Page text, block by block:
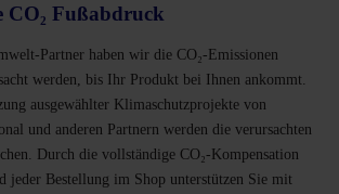
CO₂ Fußabdruck
Partner haben wir die CO₂-Emissionen
werden, bis Ihr Produkt bei Ihnen ankommt.
ausgewählter Klimaschutzprojekte von
und anderen Partnern werden die verursachten
Durch die vollständige CO₂-Kompensation
jeder Bestellung im Shop unterstützen Sie mit